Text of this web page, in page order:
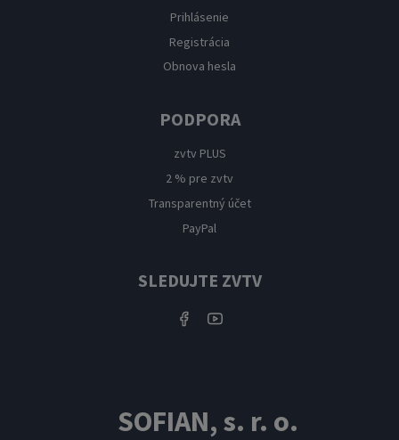
Prihlásenie
Registrácia
Obnova hesla
PODPORA
zvtv PLUS
2 % pre zvtv
Transparentný účet
PayPal
SLEDUJTE ZVTV
SOFIAN, s. r. o.